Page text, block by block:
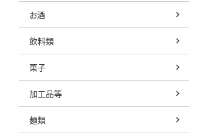
お酒
飲料類
菓子
加工品等
麺類